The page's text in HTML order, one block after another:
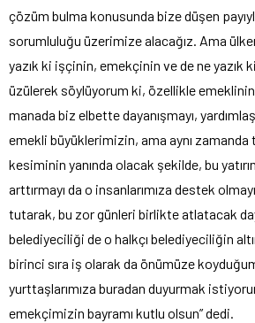
çözüm bulma konusunda bize düşen
sorumluluğu üzerimize alacağız. Ama
yazık ki işçinin, emekçinin ve de ne yazık
üzülerek söylüyorum ki, özellikle
manada biz elbette dayanışmayı,
emekli büyüklerimizin, ama aynı
kesiminin yanında olacak şekilde, bu
arttırmayı da o insanlarımıza destek
tutarak, bu zor günleri birlikte atlatacak
belediyeciliği de o halkçı belediyeciliğin
birinci sıra iş olarak da önümüze
yurttaşlarımıza buradan duyurmak
emekçimizin bayramı kutlu olsun” dedi.